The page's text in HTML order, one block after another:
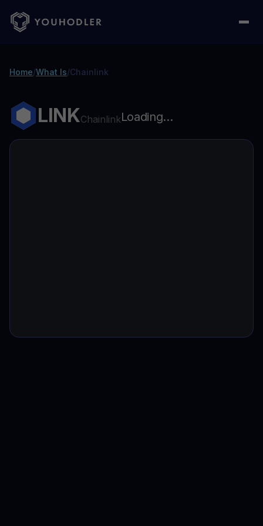
Home/What Is/Chainlink
LINKChainlinkLoading...